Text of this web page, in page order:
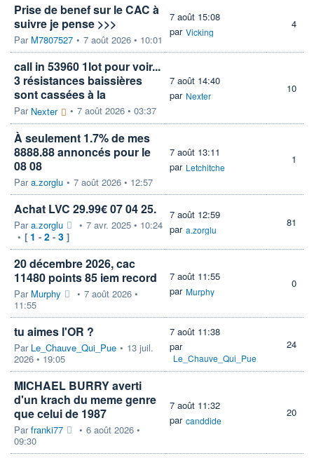
Prise de benef sur le CAC à
suivre je pense >>>
Par M7807527 • 7 août 2026 • 10:01
7 août 15:08
par Vicking
4
call in 53960 1lot pour voir...
3 résistances baissières
sont cassées à la
Par Nexter • 7 août 2026 • 03:37
7 août 14:40
par Nexter
10
À seulement 1.7% de mes
8888.88 annoncés pour le
08 08
Para.zorglu • 7 août 2026 • 12:57
7 août 13:11
par Letchitche
1
Achat LVC 29.99€ 07 04 25.
Para.zorglu • 7 avr. 2025 • 10:24
• [ 1 - 2 - 3 ]
7 août 12:59
par a.zorglu
81
20 décembre 2026, cac
11480 points 85 iem record
Par Murphy • 7 août 2026 •
11:55
7 août 11:55
par Murphy
0
tu aimes l'OR ?
Par Le_Chauve_Qui_Pue • 13 juil.
2026 • 19:05
7 août 11:38
par
Le_Chauve_Qui_Pue
24
MICHAEL BURRY averti
d'un krach du meme genre
que celui de 1987
Parfranki77 • 6 août 2026 •
09:30
7 août 11:32
par canddide
20